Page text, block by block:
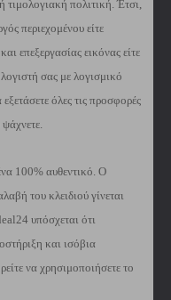
τιμολογιακή πολιτική. Έτσι,
περιεχομένου είτε
επεξεργασίας εικόνας είτε
σας με λογισμικό
όλες τις προσφορές
100% αυθεντικό. Ο
του κλειδιού γίνεται
υπόσχεται ότι
και ισόβια
να χρησιμοποιήσετε το